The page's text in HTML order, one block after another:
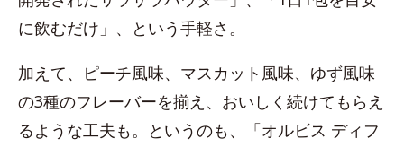
に飲むだけ」、という手軽さ。
加えて、ピーチ風味、マスカット風味、ゆず風味
の3種のフレーバーを揃え、おいしく続けてもらえ
るような工夫も。というのも、「オルビス ディフ